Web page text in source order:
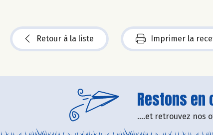
Retour à la liste Imprimer la
Restons
....et retrouvez nos